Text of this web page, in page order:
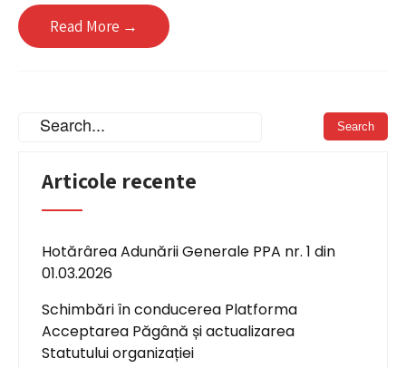
Read More →
Articole recente
Hotărârea Adunării Generale PPA nr. 1 din
01.03.2026
Schimbări în conducerea Platforma
Acceptarea Păgână și actualizarea
Statutului organizației